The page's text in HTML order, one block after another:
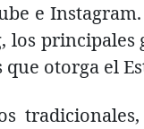
e
los
otorga el